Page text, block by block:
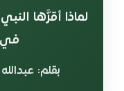
لماذا أقرَّها
في
بقلم: